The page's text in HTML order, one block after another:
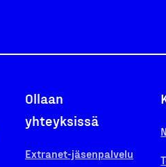
Ollaan
yhteyksissä
Extranet-jäsenpalvelu